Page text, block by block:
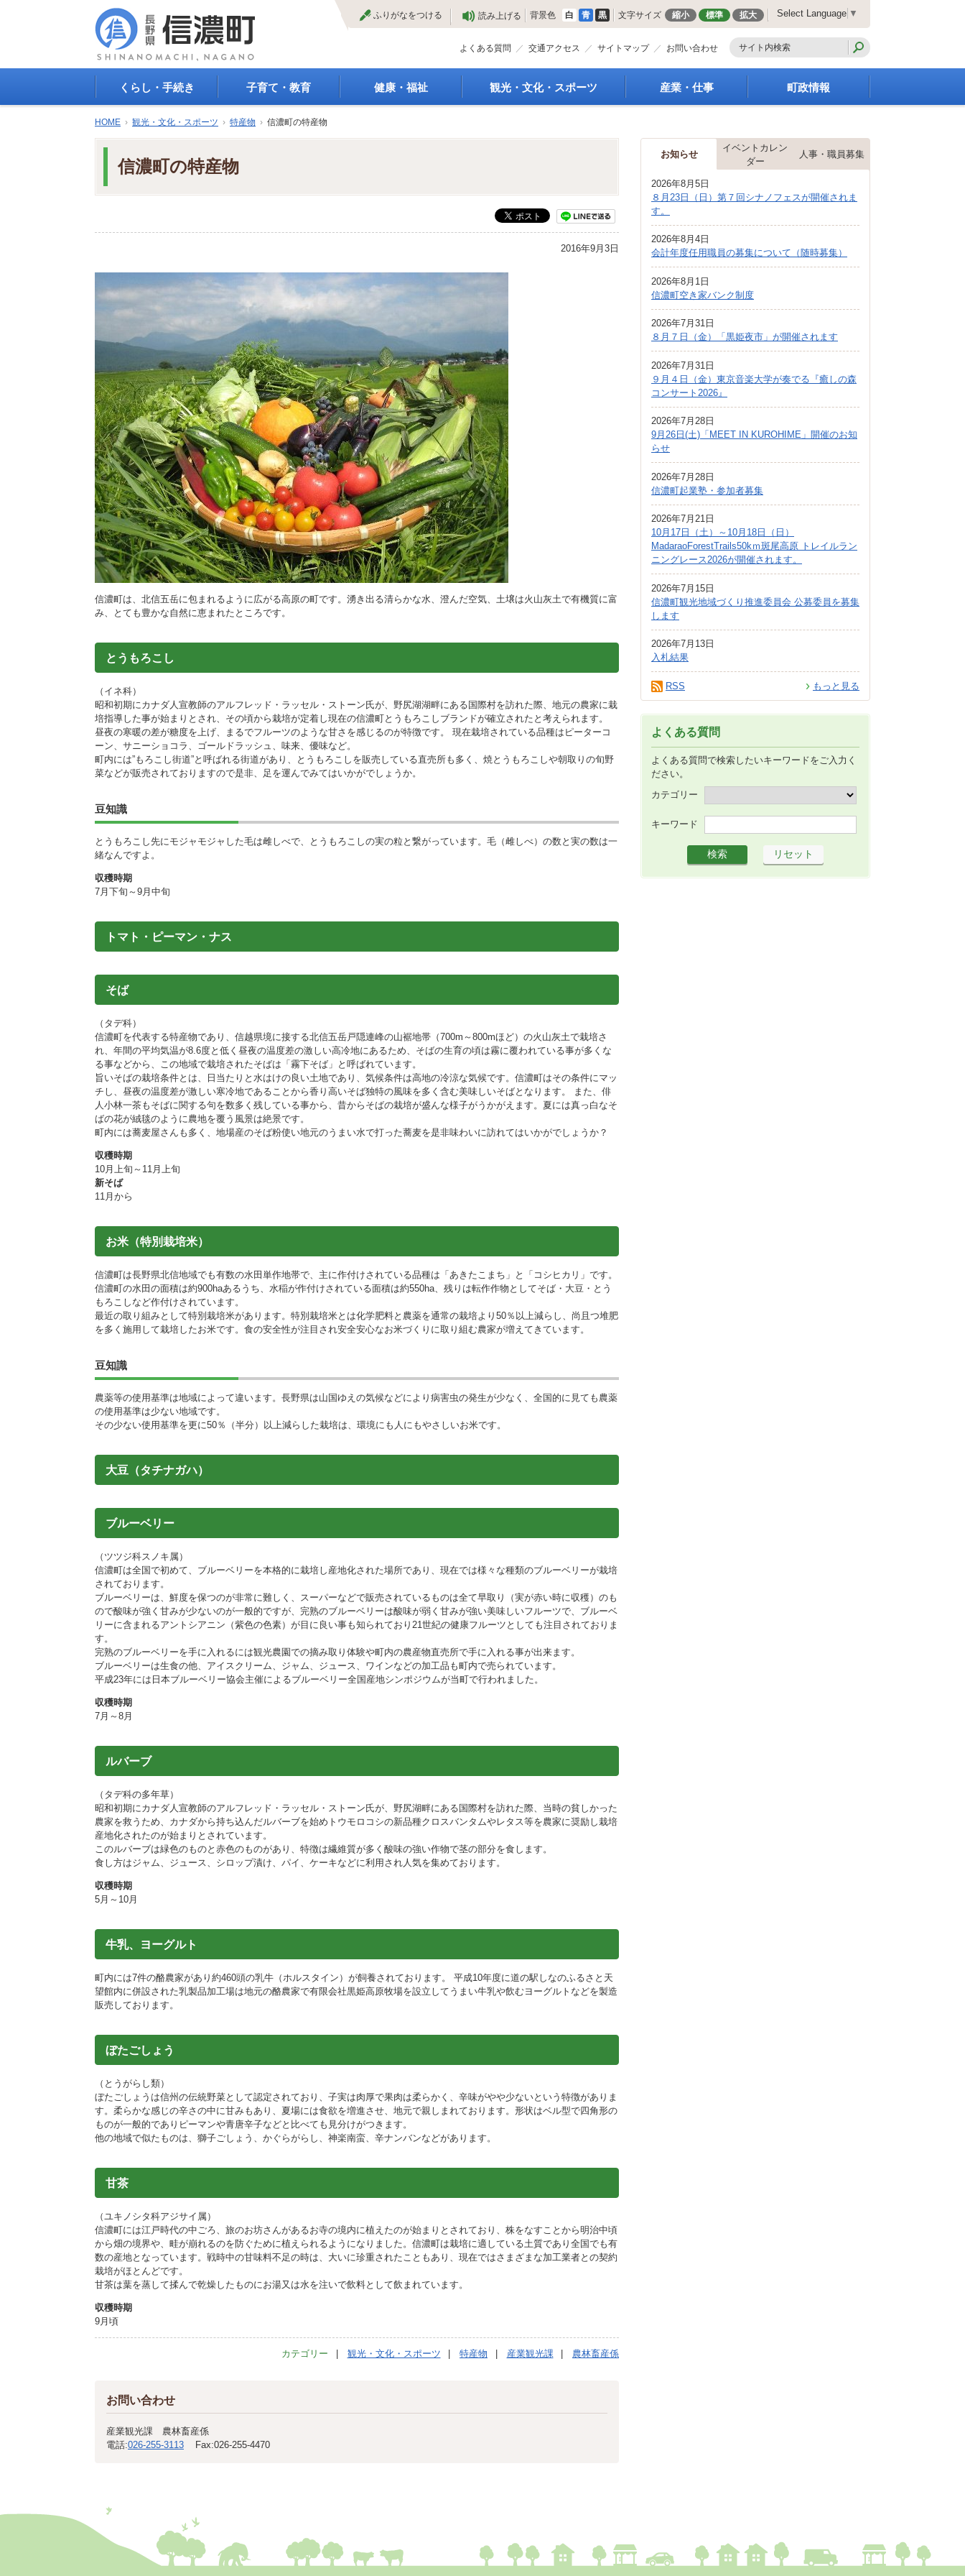
文
ふりがなをつける 読み上げる 背景色 白 青 黒 文字サイズ 縮小 標準 拡大 Select Language ▼
よくある質問 交通アクセス サイトマップ お問い合わせ
くらし・手続き
登録
年金・保険
生活道路
交通安全・防犯
環境
町民活動
相談窓口
ペット
子育て・教育
保育園・幼稚園
学校給食
図書
国民スポーツ大会
健康・福祉 観光・文化・スポーツ
スポーツ
産業・仕事
商工業振興
届出・証明・法令・規
企業の税金
入札・契約
指定管理者制度
求人情報
町政情報
庁舎案内
町長の部屋
都市整備
広報しなの
町制70周年記念
HOME › 観光・文化・スポーツ › 特産物 › 信濃町の特産物
信濃町の特産物
2016年9月3日
信濃町は、北信五岳に包まれるように広がる高原の町です。湧き出る清らかな水、澄んだ空気、土壌は火山灰土で有機質に富
み、とても豊かな自然に恵まれたところです。
とうもろこし
（イネ科）
昭和初期にカナダ人宣教師のアルフレッド・ラッセル・ストーン氏が、野尻湖湖畔にある国際村を訪れた際、地元の農家に栽
培指導した事が始まりとされ、その頃から栽培が定着し現在の信濃町とうもろこしブランドが確立されたと考えられます。
昼夜の寒暖の差が糖度を上げ、まるでフルーツのような甘さを感じるのが特徴です。 現在栽培されている品種はピーターコ
ーン、サニーショコラ、ゴールドラッシュ、味来、優味など。
町内には”もろこし街道”と呼ばれる街道があり、とうもろこしを販売している直売所も多く、焼とうもろこしや朝取りの旬野
菜などが販売されておりますので是非、足を運んでみてはいかがでしょうか。
豆知識
とうもろこし先にモジャモジャした毛は雌しべで、とうもろこしの実の粒と繋がっています。毛（雌しべ）の数と実の数は一
緒なんですよ。
収穫時期
7月下旬～9月中旬
トマト・ピーマン・ナス
そば
（タデ科）
信濃町を代表する特産物であり、信越県境に接する北信五岳戸隠連峰の山裾地帯（700m～800mほど）の火山灰土で栽培さ
れ、年間の平均気温が8.6度と低く昼夜の温度差の激しい高冷地にあるため、そばの生育の頃は霧に覆われている事が多くな
る事などから、この地域で栽培されたそばは「霧下そば」と呼ばれています。
旨いそばの栽培条件とは、日当たりと水はけの良い土地であり、気候条件は高地の冷涼な気候です。信濃町はその条件にマッ
チし、昼夜の温度差が激しい寒冷地であることから香り高いそば独特の風味を多く含む美味しいそばとなります。 また、俳
人小林一茶もそばに関する句を数多く残している事から、昔からそばの栽培が盛んな様子がうかがえます。夏には真っ白なそ
ばの花が絨毯のように農地を覆う風景は絶景です。
町内には蕎麦屋さんも多く、地場産のそば粉使い地元のうまい水で打った蕎麦を是非味わいに訪れてはいかがでしょうか？
収穫時期
10月上旬～11月上旬
新そば
11月から
お米（特別栽培米）
信濃町は長野県北信地域でも有数の水田単作地帯で、主に作付けされている品種は「あきたこまち」と「コシヒカリ」です。
信濃町の水田の面積は約900haあるうち、水稲が作付けされている面積は約550ha、残りは転作作物としてそば・大豆・とう
もろこしなど作付けされています。
最近の取り組みとして特別栽培米があります。特別栽培米とは化学肥料と農薬を通常の栽培より50％以上減らし、尚且つ堆肥
を多く施用して栽培したお米です。食の安全性が注目され安全安心なお米づくりに取り組む農家が増えてきています。
豆知識
農薬等の使用基準は地域によって違います。長野県は山国ゆえの気候などにより病害虫の発生が少なく、全国的に見ても農薬
の使用基準は少ない地域です。
その少ない使用基準を更に50％（半分）以上減らした栽培は、環境にも人にもやさしいお米です。
大豆（タチナガハ）
ブルーベリー
（ツツジ科スノキ属）
信濃町は全国で初めて、ブルーベリーを本格的に栽培し産地化された場所であり、現在では様々な種類のブルーベリーが栽培
されております。
ブルーベリーは、鮮度を保つのが非常に難しく、スーパーなどで販売されているものは全て早取り（実が赤い時に収穫）のも
ので酸味が強く甘みが少ないのが一般的ですが、完熟のブルーベリーは酸味が弱く甘みが強い美味しいフルーツで、ブルーベ
リーに含まれるアントシアニン（紫色の色素）が目に良い事も知られており21世紀の健康フルーツとしても注目されておりま
す。
完熟のブルーベリーを手に入れるには観光農園での摘み取り体験や町内の農産物直売所で手に入れる事が出来ます。
ブルーベリーは生食の他、アイスクリーム、ジャム、ジュース、ワインなどの加工品も町内で売られています。
平成23年には日本ブルーベリー協会主催によるブルーベリー全国産地シンポジウムが当町で行われました。
収穫時期
7月～8月
ルバーブ
（タデ科の多年草）
昭和初期にカナダ人宣教師のアルフレッド・ラッセル・ストーン氏が、野尻湖畔にある国際村を訪れた際、当時の貧しかった
農家を救うため、カナダから持ち込んだルバーブを始めトウモロコシの新品種クロスバンタムやレタス等を農家に奨励し栽培
産地化されたのが始まりとされています。
このルバーブは緑色のものと赤色のものがあり、特徴は繊維質が多く酸味の強い作物で茎の部分を食します。
食し方はジャム、ジュース、シロップ漬け、パイ、ケーキなどに利用され人気を集めております。
収穫時期
5月～10月
牛乳、ヨーグルト
町内には7件の酪農家があり約460頭の乳牛（ホルスタイン）が飼養されております。 平成10年度に道の駅しなのふるさと天
望館内に併設された乳製品加工場は地元の酪農家で有限会社黒姫高原牧場を設立してうまい牛乳や飲むヨーグルトなどを製造
販売しております。
ぼたごしょう
（とうがらし類）
ぼたごしょうは信州の伝統野菜として認定されており、子実は肉厚で果肉は柔らかく、辛味がやや少ないという特徴がありま
す。柔らかな感じの辛さの中に甘みもあり、夏場には食欲を増進させ、地元で親しまれております。形状はベル型で四角形の
ものが一般的でありピーマンや青唐辛子などと比べても見分けがつきます。
他の地域で似たものは、獅子ごしょう、かぐらがらし、神楽南蛮、辛ナンバンなどがあります。
甘茶
（ユキノシタ科アジサイ属）
信濃町には江戸時代の中ごろ、旅のお坊さんがあるお寺の境内に植えたのが始まりとされており、株をなすことから明治中頃
から畑の境界や、畦が崩れるのを防ぐために植えられるようになりました。信濃町は栽培に適している土質であり全国でも有
数の産地となっています。戦時中の甘味料不足の時は、大いに珍重されたこともあり、現在ではさまざまな加工業者との契約
栽培がほとんどです。
甘茶は葉を蒸して揉んで乾燥したものにお湯又は水を注いで飲料として飲まれています。
収穫時期
9月頃
カテゴリー 観光・文化・スポーツ 特産物 産業観光課 農林畜産係
お問い合わせ
産業観光課 農林畜産係
電話:026-255-3113 Fax:026-255-4470
お知らせ
イベントカレン
ダー
人事・職員募集
2026年8月5日
８月23日（日）第７回シナノフェスが開催されま
す。
2026年8月4日
会計年度任用職員の募集について（随時募集）
2026年8月1日
信濃町空き家バンク制度
2026年7月31日
８月７日（金）「黒姫夜市」が開催されます
2026年7月31日
９月４日（金）東京音楽大学が奏でる『癒しの森
コンサート2026』
2026年7月28日
9月26日(土)「MEET IN KUROHIME」開催のお知
らせ
2026年7月28日
信濃町起業塾・参加者募集
2026年7月21日
10月17日（土）～10月18日（日）
MadaraoForestTrails50kｍ斑尾高原 トレイルラン
ニングレース2026が開催されます。
2026年7月15日
信濃町観光地域づくり推進委員会 公募委員を募集
します
2026年7月13日
入札結果
もっと見る
RSS
よくある質問
よくある質問で検索したいキーワードをご入力く
ださい。
カテゴリー
キーワード